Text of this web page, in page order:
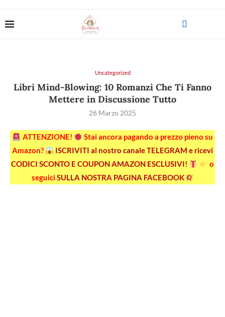
Uncategorized
Libri Mind-Blowing: 10 Romanzi Che Ti Fanno
Mettere in Discussione Tutto
26 Marzo 2025
ATTENZIONE!
Stai ancora pagando a prezzo pieno su
Amazon?
ISCRIVITI al nostro canale TELEGRAM e ricevi
CODICI SCONTO E COUPON AMAZON ESCLUSIVI!
o
seguiciSULLA NOSTRA PAGINA FACEBOOK